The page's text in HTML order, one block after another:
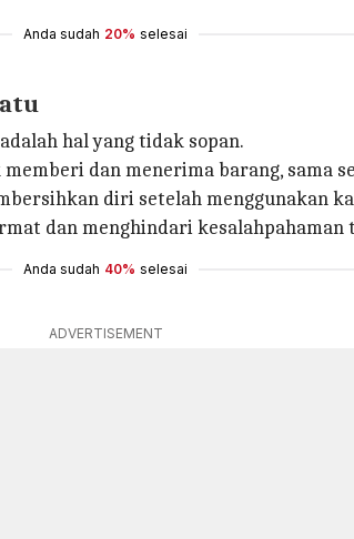
Anda sudah 20% selesai
hal yang tidak sopan.
dan menerima barang, sama
diri setelah menggunakan
dan menghindari
Anda sudah 40% selesai
ADVERTISEMENT